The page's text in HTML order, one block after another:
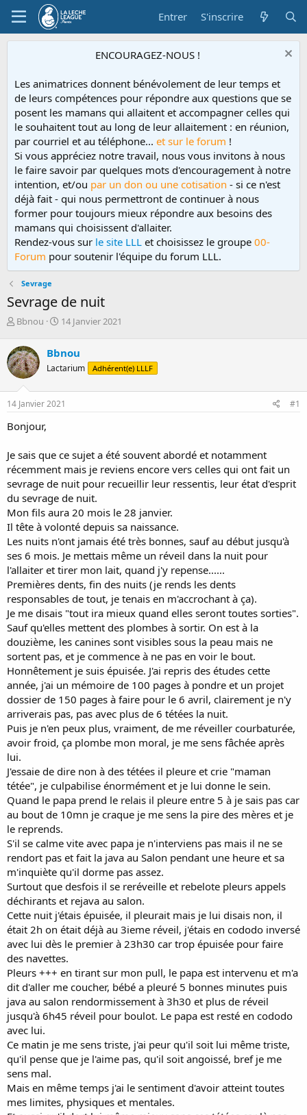
Entrer S'inscrire
ENCOURAGEZ-NOUS !
Les animatrices donnent bénévolement de leur temps et
de leurs compétences pour répondre aux questions que se
posent les mamans qui allaitent et accompagner celles qui
le souhaitent tout au long de leur allaitement : en réunion,
par courriel et au téléphone... et sur le forum !
Si vous appréciez notre travail, nous vous invitons à nous
le faire savoir par quelques mots d'encouragement à notre
intention, et/ou par un don ou une cotisation - si ce n'est
déjà fait - qui nous permettront de continuer à nous
former pour toujours mieux répondre aux besoins des
mamans qui choisissent d'allaiter.
Rendez-vous sur le site LLL et choisissez le groupe 00-
Forum pour soutenir l'équipe du forum LLL.
Sevrage
Sevrage de nuit
D
m
a
r
r
é
e
a
Bbnou
D
e
d
d
é
14 Janvier 2021
Bbnou
Lactarium Adhérent(e) LLLF
14 Janvier 2021 #1
Bonjour,
Je sais que ce sujet a été souvent abordé et notamment
récemment mais je reviens encore vers celles qui ont fait un
sevrage de nuit pour recueillir leur ressentis, leur état d'esprit
du sevrage de nuit.
Mon fils aura 20 mois le 28 janvier.
Il tête à volonté depuis sa naissance.
Les nuits n'ont jamais été très bonnes, sauf au début jusqu'à
ses 6 mois. Je mettais même un réveil dans la nuit pour
l'allaiter et tirer mon lait, quand j'y repense......
Premières dents, fin des nuits (je rends les dents
responsables de tout, je tenais en m'accrochant à ça).
Je me disais "tout ira mieux quand elles seront toutes sorties".
Sauf qu'elles mettent des plombes à sortir. On est à la
douzième, les canines sont visibles sous la peau mais ne
sortent pas, et je commence à ne pas en voir le bout.
Honnêtement je suis épuisée. J'ai repris des études cette
année, j'ai un mémoire de 100 pages à pondre et un projet
dossier de 150 pages à faire pour le 6 avril, clairement je n'y
arriverais pas, pas avec plus de 6 tétées la nuit.
Puis je n'en peux plus, vraiment, de me réveiller courbaturée,
avoir froid, ça plombe mon moral, je me sens fâchée après
lui.
J'essaie de dire non à des tétées il pleure et crie "maman
tétée", je culpabilise énormément et je lui donne le sein.
Quand le papa prend le relais il pleure entre 5 à je sais pas car
au bout de 10mn je craque je me sens la pire des mères et je
le reprends.
S'il se calme vite avec papa je n'interviens pas mais il ne se
rendort pas et fait la java au Salon pendant une heure et sa
m'inquiète qu'il dorme pas assez.
Surtout que desfois il se reréveille et rebelote pleurs appels
déchirants et rejava au salon.
Cette nuit j'étais épuisée, il pleurait mais je lui disais non, il
était 2h on était déjà au 3ieme réveil, j'étais en cododo inversé
avec lui dès le premier à 23h30 car trop épuisée pour faire
des navettes.
Pleurs +++ en tirant sur mon pull, le papa est intervenu et m'a
dit d'aller me coucher, bébé a pleuré 5 bonnes minutes puis
java au salon rendormissement à 3h30 et plus de réveil
jusqu'à 6h45 réveil pour boulot. Le papa est resté en cododo
avec lui.
Ce matin je me sens triste, j'ai peur qu'il soit lui même triste,
qu'il pense que je l'aime pas, qu'il soit angoissé, bref je me
sens mal.
Mais en même temps j'ai le sentiment d'avoir atteint toutes
mes limites, physiques et mentales.